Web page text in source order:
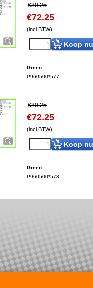
€80.25
€72.25
(incl BTW)
Koop nu
Green
P960500*577
€80.25
€72.25
(incl BTW)
Koop nu
Green
P960500*578